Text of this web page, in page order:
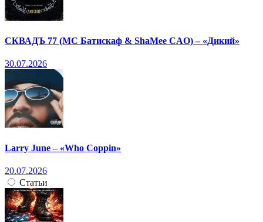
СКВАДЪ 77 (МС Батискаф & ShaMee CAO) – «Дикий»
30.07.2026
Larry June – «Who Coppin»
20.07.2026
Статьи